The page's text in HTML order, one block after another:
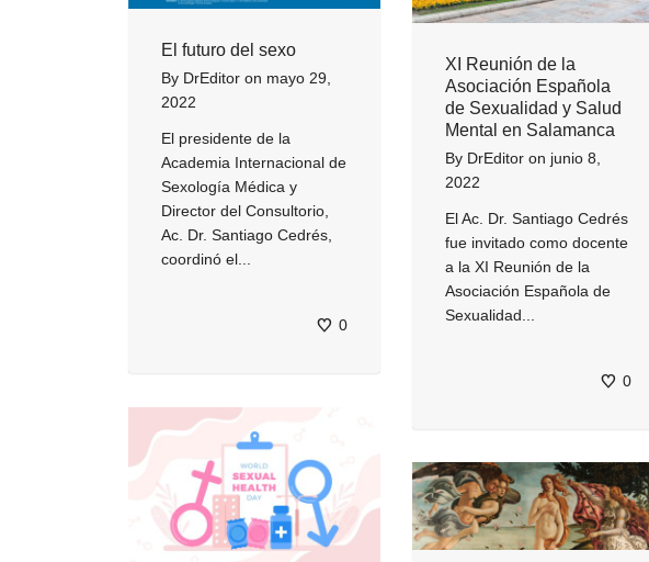
XI Reunión de la
Asociación Española
de Sexualidad y Salud
Mental en Salamanca
By DrEditor on junio 8,
2022
El Ac. Dr. Santiago Cedrés
fue invitado como docente
a la XI Reunión de la
Asociación Española de
Sexualidad...
0
El futuro del sexo
By DrEditor on mayo 29,
2022
El presidente de la
Academia Internacional de
Sexología Médica y
Director del Consultorio,
Ac. Dr. Santiago Cedrés,
coordinó el...
0